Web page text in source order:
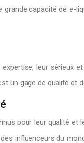
grande capacité de
leur sérieux
un gage de qualité et
pour leur qualité
influenceurs du